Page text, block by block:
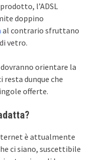
l’ADSL
doppino
al contrario sfruttano
vetro.
orientare la
resta dunque che
offerte.
è attualmente
ci siano, suscettibile